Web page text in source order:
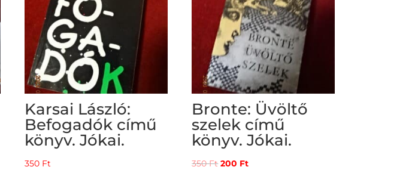
Karsai László:
Befogadók című
könyv. Jókai.
350 Ft
Bronte: Üvöltő
szelek című
könyv. Jókai.
350Ft Original
200 FtCurrent